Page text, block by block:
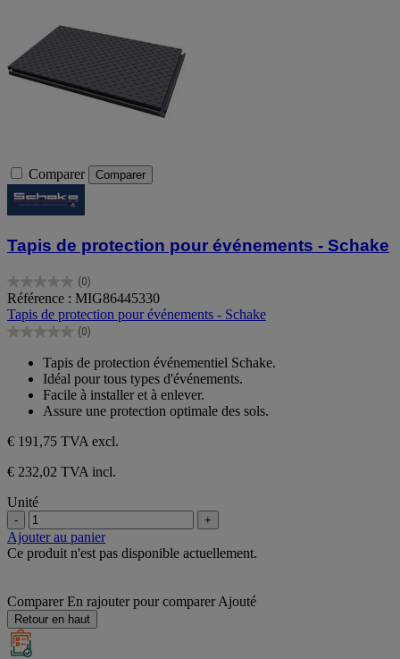
Comparer Comparer
Tapis de protection pour événements - Schake
(0)
0.0
sur
5
étoiles.
Référence : MIG86445330
Tapis de protection pour événements - Schake
(0)
0.0
étoiles.
Tapis de protection événementiel Schake.
Idéal pour tous types d'événements.
Facile à installer et à enlever.
Assure une protection optimale des sols.
€ 191,75 TVA excl.
€ 232,02 TVA incl.
Unité
- +
Ajouter au panier
Ce produit n'est pas disponible actuellement.
Comparer En rajouter pour comparer Ajouté
Retour en haut